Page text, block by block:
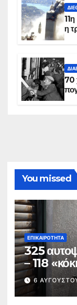
η
70
You missed
ΕΠΙΚΑΙΡΌΤΗΤΑ
325
– 118
6